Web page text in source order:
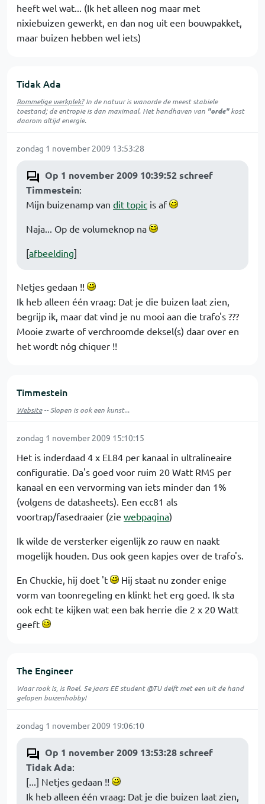
heeft wel wat... (Ik het alleen nog maar met
nixiebuizen gewerkt, en dan nog uit een bouwpakket,
maar buizen hebben wel iets)
Tidak Ada
Rommelige werkplek?In de natuur iswanordede meest stabiele
toestand; de entropie is dan maximaal. Het handhaven van "orde"kost
daarom altijd energie.
zondag 1 november 2009 13:53:28
Op 1 november 2009 10:39:52 schreef
Timmestein:
Mijn buizenamp van dit topic is af
Naja... Op de volumeknop na
[afbeelding]
Netjes gedaan !!
Ik heb alleen één vraag: Dat je die buizen laat zien,
begrijp ik, maar dat vind je nu mooi aan die trafo's ???
Mooie zwarte of verchroomde deksel(s) daar over en
het wordt nóg chiquer !!
Timmestein
Website-- Slopen is ook een kunst...
zondag 1 november 2009 15:10:15
Het is inderdaad 4 x EL84 per kanaal in ultralineaire
configuratie. Da's goed voor ruim 20 Watt RMS per
kanaal en een vervorming van iets minder dan 1%
(volgens de datasheets). Een ecc81 als
voortrap/fasedraaier (zie webpagina)
Ik wilde de versterker eigenlijk zo rauw en naakt
mogelijk houden. Dus ook geen kapjes over de trafo's.
En Chuckie, hij doet 't
Hij staat nu zonder enige
vorm van toonregeling en klinkt het erg goed. Ik sta
ook echt te kijken wat een bak herrie die 2 x 20 Watt
geeft
The Engineer
Waar rook is, is Roel. 5e jaars EE student @TU delft met een uit de hand
gelopen buizenhobby!
zondag 1 november 2009 19:06:10
Op 1 november 2009 13:53:28 schreef
Tidak Ada:
[...] Netjes gedaan !!
Ik heb alleen één vraag: Dat je die buizen laat zien,